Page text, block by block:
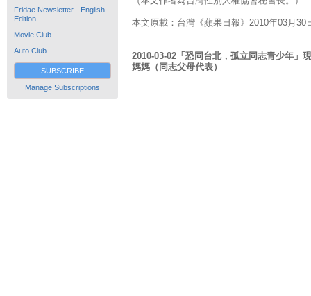
Fridae Newsletter - English
Edition
Movie Club
Auto Club
SUBSCRIBE
Manage Subscriptions
本文原載：台灣《蘋果日報》2010年03月30
2010-03-02「恐同台北，孤立同志青少年」
媽媽（同志父母代表）